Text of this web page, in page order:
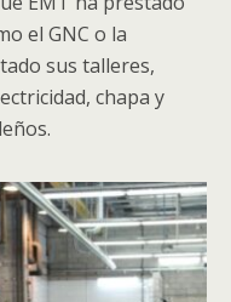
el GNC o la
sus talleres,
chapa y